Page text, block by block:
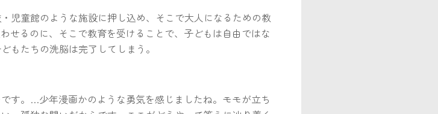
児童館のような施設に押し込め、そこで大人になるための教
せるのに、そこで教育を受けることで、子どもは自由ではな
もたちの洗脳は完了してしまう。
す。…少年漫画かのような勇気を感じましたね。モモが立ち